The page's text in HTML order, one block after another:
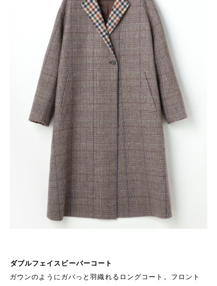
ダブルフェイスビーバーコート
ガウンのようにガバっと羽織れるロングコート。フロント